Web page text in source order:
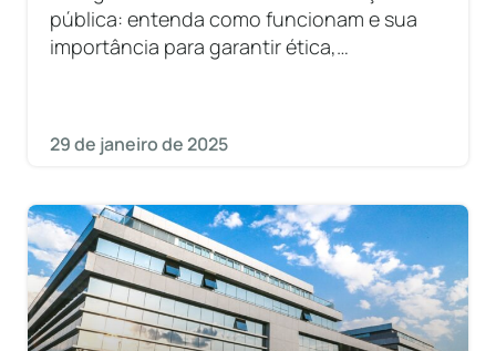
pública: entenda como funcionam e sua
importância para garantir ética,
29 de janeiro de 2025